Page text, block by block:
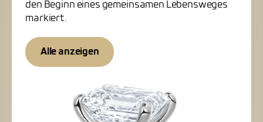
den Beginn eines gemeinsamen Lebensweges
markiert.
Alle anzeigen